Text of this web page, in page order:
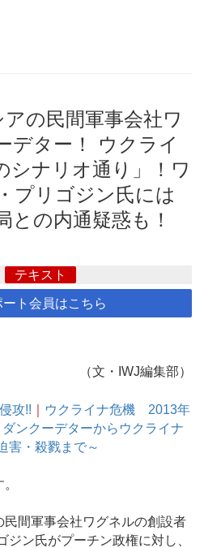
アの民間軍事会社ワ
デター！ ウクライ
シナリオ通り」！ワ
プリゴジン氏には
との内通疑惑も！
テキスト
ト会員はこちら
（文・IWJ編集部）
攻!!
ウクライナ危機 2013年
ンクーデターからウクライナ
害・殺戮まで～
間軍事会社ワグネルの創設者
ジン氏がプーチン政権に対し、